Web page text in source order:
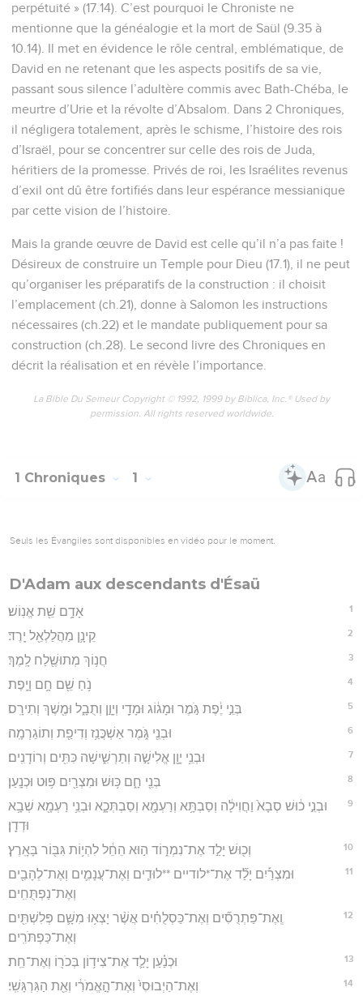
perpétuité » (17.14). C’est pourquoi le Chroniste ne
mentionne que la généalogie et la mort de Saül (9.35 à
10.14). Il met en évidence le rôle central, emblématique, de
David en ne retenant que les aspects positifs de sa vie,
passant sous silence l’adultère commis avec Bath-Chéba, le
meurtre d’Urie et la révolte d’Absalom. Dans 2 Chroniques,
il négligera totalement, après le schisme, l’histoire des rois
d’Israël, pour se concentrer sur celle des rois de Juda,
héritiers de la promesse. Privés de roi, les Israélites revenus
d’exil ont dû être fortifiés dans leur espérance messianique
par cette vision de l’histoire.
Mais la grande œuvre de David est celle qu’il n’a pas faite !
Désireux de construire un Temple pour Dieu (17.1), il ne peut
qu’organiser les préparatifs de la construction : il choisit
l’emplacement (ch.21), donne à Salomon les instructions
nécessaires (ch.22) et le mandate publiquement pour sa
construction (ch.28). Le second livre des Chroniques en
décrit la réalisation et en révèle l’importance.
La Bible Du Semeur Copyright © 1992, 1999 by Biblica, Inc.® Used by
permission. All rights reserved worldwide.
1 Chroniques 1
Seuls les Évangiles sont disponibles en vidéo pour le moment.
D'Adam aux descendants d'Ésaü
1 אָדָ֥ם שֵׁ֖ת אֱנֽוֹשׁ׃
2 קֵינָ֥ן מַהֲלַלְאֵ֖ל יָֽרֶד׃
3 חֲנ֥וֹךְ מְתוּשֶׁ֖לַח לָֽמֶךְ׃
4 נֹ֥חַ שֵׁ֖ם חָ֥ם וָיָֽפֶת׃
5 בְּנֵ֣י יֶ֔פֶת גֹּ֣מֶר וּמָג֔וֹג וּמָדַ֖י וְיָוָ֣ן וְתֻבָ֑ל וּמֶ֖שֶׁךְ וְתִירָֽס׃
6 וּבְנֵ֖י גֹּ֑מֶר אַשְׁכֲּנַ֥ז וְדִיפַ֖ת וְתוֹגַרְמָֽה׃
7 וּבְנֵ֥י יָוָ֖ן אֱלִישָׁ֣ה וְתַרְשִׁ֑ישָׁה כִּתִּ֖ים וְרוֹדָנִֽים׃
8 בְּנֵ֖י חָ֑ם כּ֥וּשׁ וּמִצְרַ֖יִם פּ֥וּט וּכְנָֽעַן׃
9
וּבְנֵ֣י כ֔וּשׁ סְבָא֙ וַחֲוִילָ֔ה וְסַבְתָּ֥א וְרַעְמָ֖א וְסַבְתְּכָ֑א וּבְנֵ֥י רַעְמָ֖א שְׁבָ֥א
וּדְדָֽן׃
10 וְכ֖וּשׁ יָלַ֣ד אֶת־נִמְר֑וֹד ה֣וּא הֵחֵ֔ל לִהְי֥וֹת גִּבּ֖וֹר בָּאָֽרֶץ׃
11
וּמִצְרַ֡יִם יָלַ֞ד אֶת־*לודיים **לוּדִ֧ים וְאֶת־עֲנָמִ֛ים וְאֶת־לְהָבִ֖ים
וְאֶת־נַפְתֻּחִֽים׃
12
וְֽאֶת־פַּתְרֻסִ֞ים וְאֶת־כַּסְלֻחִ֗ים אֲשֶׁ֨ר יָצְא֥וּ מִשָּׁ֛ם פְּלִשְׁתִּ֖ים
וְאֶת־כַּפְתֹּרִֽים׃
13 וּכְנַ֗עַן יָלַ֛ד אֶת־צִיד֥וֹן בְּכֹר֖וֹ וְאֶת־חֵֽת׃
14 וְאֶת־הַיְבוּסִי֙ וְאֶת־הָ֣אֱמֹרִ֔י וְאֵ֖ת הַגִּרְגָּשִֽׁי׃